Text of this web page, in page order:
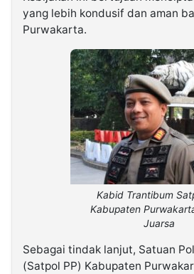
yang lebih kondusif dan aman
Purwakarta.
Kabid Trantibum
Kabupaten
Juarsa
Sebagai tindak lanjut, Satuan
(Satpol PP) Kabupaten